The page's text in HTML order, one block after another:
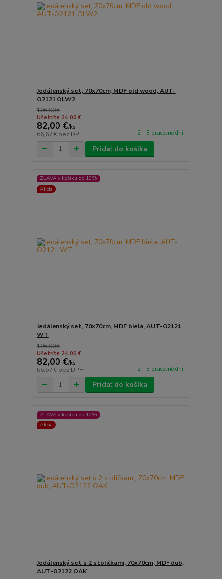
Jedálenský set, 70x70cm, MDF old wood, AUT-
O2121 OLW2
106,00 €
Ušetríte 24,00 €
82,00 €/ks
66,67 € bez DPH 2 - 3 pracovné dni
Pridať do košíka
ZĽAVA v košíku do 10%
Akcia
Jedálenský set, 70x70cm, MDF biela, AUT-O2121
WT
106,00 €
Ušetríte 24,00 €
82,00 €/ks
66,67 € bez DPH 2 - 3 pracovné dni
Pridať do košíka
ZĽAVA v košíku do 10%
Akcia
Jedálenský set s 2 stoličkami, 70x70cm, MDF dub,
AUT-O2122 OAK